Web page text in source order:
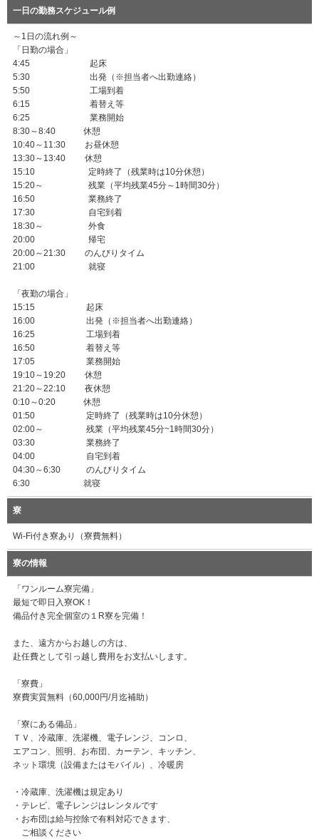
一日の勤務スケジュール例
～1日の流れ例～
「日勤の場合」
4:45 起床
5:30 出発（※担当者へ出勤連絡）
5:50 工場到着
6:15 着替え等
6:25 業務開始
8:30～8:40 休憩
10:40～11:30 お昼休憩
13:30～13:40 休憩
15:10 定時終了（残業時は10分休憩）
15:20～ 残業（平均残業45分～1時間30分）
16:50 業務終了
17:30 自宅到着
18:30～ 外食
20:00 帰宅
20:00～21:30 のんびりタイム
21:00 就寝
「夜勤の場合」
15:15 起床
16:00 出発（※担当者へ出勤連絡）
16:25 工場到着
16:50 着替え等
17:05 業務開始
19:10～19:20 休憩
21:20～22:10 夜休憩
0:10～0:20 休憩
01:50 定時終了（残業時は10分休憩）
02:00～ 残業（平均残業45分~1時間30分）
03:30 業務終了
04:00 自宅到着
04:30～6:30 のんびりタイム
6:30 就寝
寮
Wi-Fi付き寮あり（寮費無料）
寮の情報
「ワンルーム寮完備」
最短で即日入寮OK！
備品付き完全個室の１R寮を完備！
また、遠方からお越しの方は、
赴任費として引っ越し費用をお支払いします。
「寮費」
寮費実質無料（60,000円/月迄補助）
「寮にある備品」
ＴＶ、冷蔵庫、洗濯機、電子レンジ、コンロ、
エアコン、照明、お布団、カーテン、キッチン、
ネット環境（設備またはモバイル）、冷暖房
・冷蔵庫、洗濯機は規定あり
・テレビ、電子レンジはレンタルです
・お布団は給与控除で有料対応できます、
ご相談ください